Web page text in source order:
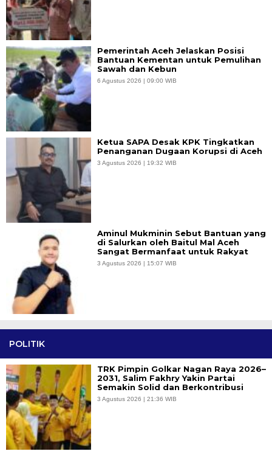
Pemerintah Aceh Jelaskan Posisi
Bantuan Kementan untuk Pemulihan
Sawah dan Kebun
6 Agustus 2026 | 09:00 WIB
Ketua SAPA Desak KPK Tingkatkan
Penanganan Dugaan Korupsi di Aceh
3 Agustus 2026 | 19:32 WIB
Aminul Mukminin Sebut Bantuan yang
di Salurkan oleh Baitul Mal Aceh
Sangat Bermanfaat untuk Rakyat
3 Agustus 2026 | 15:07 WIB
POLITIK
TRK Pimpin Golkar Nagan Raya 2026–
2031, Salim Fakhry Yakin Partai
Semakin Solid dan Berkontribusi
3 Agustus 2026 | 21:36 WIB